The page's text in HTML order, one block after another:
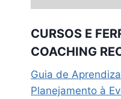
CURSOS E
COACHING
Guia de
Planejamento à